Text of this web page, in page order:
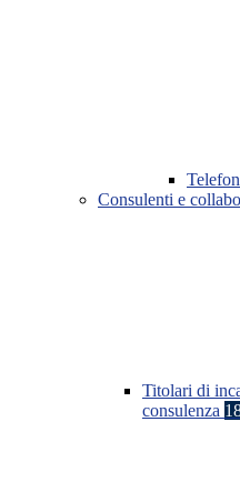
Consulenti e
Titolari di
consulenza